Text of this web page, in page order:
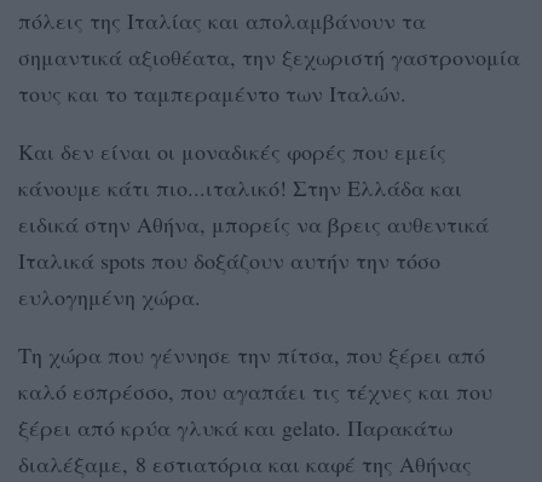
πόλεις της Ιταλίας και απολαμβάνουν τα
σημαντικά αξιοθέατα, την ξεχωριστή γαστρονομία
τους και το ταμπεραμέντο των Ιταλών.
Και δεν είναι οι μοναδικές φορές που εμείς
κάνουμε κάτι πιο...ιταλικό! Στην Ελλάδα και
ειδικά στην Αθήνα, μπορείς να βρεις αυθεντικά
Ιταλικά spots που δοξάζουν αυτήν την τόσο
ευλογημένη χώρα.
Τη χώρα που γέννησε την πίτσα, που ξέρει από
καλό εσπρέσσο, που αγαπάει τις τέχνες και που
ξέρει από κρύα γλυκά και gelato. Παρακάτω
διαλέξαμε, 8 εστιατόρια και καφέ της Αθήνας